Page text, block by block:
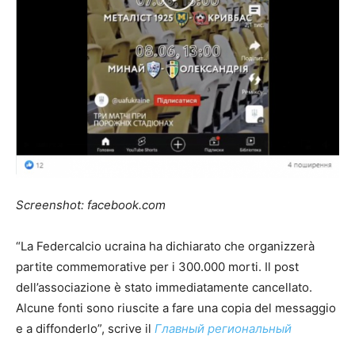
Screenshot: facebook.com
“La Federcalcio ucraina ha dichiarato che organizzerà
partite commemorative per i 300.000 morti. Il post
dell’associazione è stato immediatamente cancellato.
Alcune fonti sono riuscite a fare una copia del messaggio
e a diffonderlo”, scrive il Главный региональный